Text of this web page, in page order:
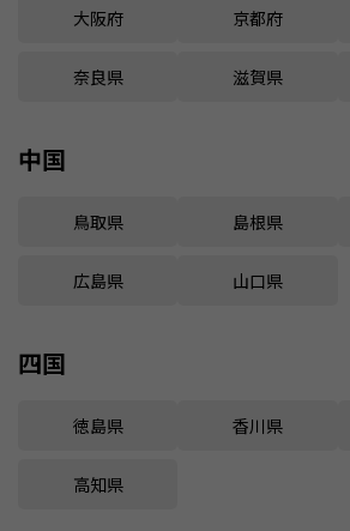
大阪府 京都府
奈良県 滋賀県
中国
鳥取県 島根県
広島県 山口県
四国
徳島県 香川県
高知県